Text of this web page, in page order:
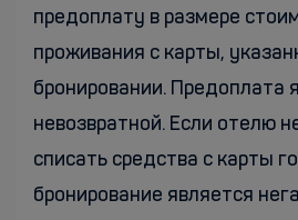
предоплату в размере
проживания с карты,
бронировании. Предоплата
невозвратной. Если отелю
списать средства с карты
бронирование является